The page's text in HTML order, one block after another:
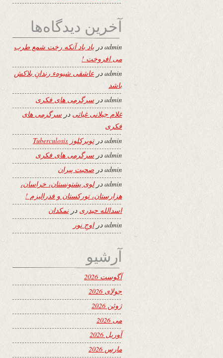
آخرین دیدگاه‌ها
adminدر یاد باد آنکه رخت شمع طرب
می افروخت !
admin در عاشقی شیوهء رندانِ بلاکش
باشد
adminدر سرگرمی های فکری
غلام جیلانی غیاثی در سرگرمی های
فکری
adminدرتوبرکلوز Tuberculosis
admin در سرگرمی های فکری
adminدر صحبت پیران
adminدرلوی پشتونستان، خراسان،
هزارستان، تورکستان و فدرالیزم !
اسدالله حیدری درنمکدان
admin دراوجِ نور
آرشیو
آگوست 2026
جولای 2026
ژوئن 2026
می 2026
آوریل 2026
مارس 2026